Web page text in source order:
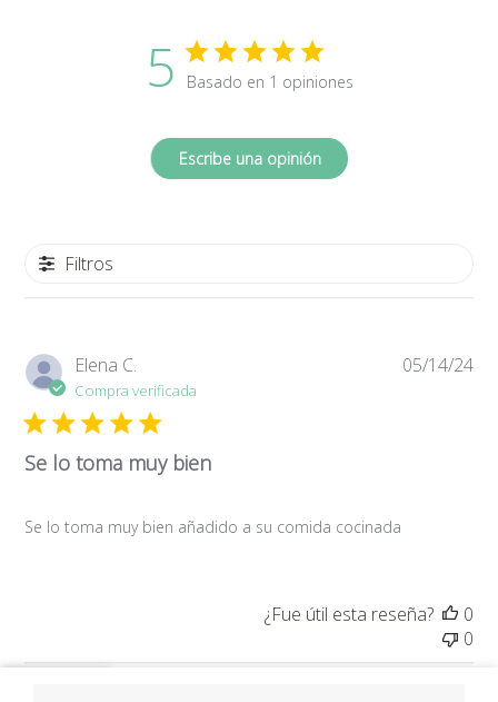
5 Basado en 1 opiniones
Escribe una opinión
Filtros
Elena C.
Compra verificada
Se lo toma muy bien
Se lo toma muy bien añadido a su comida cocinada
05/14/24
¿Fue útil esta reseña?
0
0